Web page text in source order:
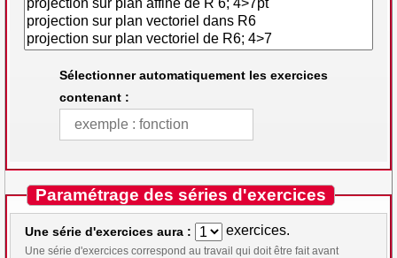
Sélectionner automatiquement les exercices
contenant :
Paramétrage des séries d'exercices
Une série d'exercices aura : exercices.
Une série d'exercices correspond au travail qui doit être fait avant